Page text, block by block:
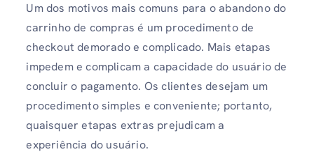
Um dos motivos mais comuns para o abandono do
carrinho de compras é um procedimento de
checkout demorado e complicado. Mais etapas
impedem e complicam a capacidade do usuário de
concluir o pagamento. Os clientes desejam um
procedimento simples e conveniente; portanto,
quaisquer etapas extras prejudicam a
experiência do usuário.